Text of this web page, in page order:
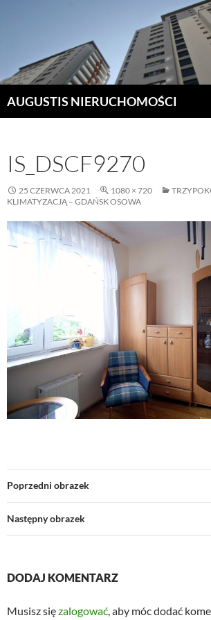
AUGUSTIS NIERUCHOMOŚCI
IS_DSCF9270
25 CZERWCA 2021 1080 × 720
KLIMATYZACJĄ – GDAŃSK OSOWA
Poprzedni obrazek
Następny obrazek
DODAJ KOMENTARZ
Musisz sięzalogować, aby móc dodać